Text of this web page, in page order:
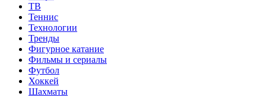
ТВ
Теннис
Технологии
Тренды
Фигурное катание
Фильмы и сериалы
Футбол
Хоккей
Шахматы